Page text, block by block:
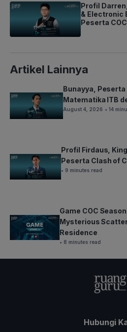
Profil
& Electronic
Peserta
Artikel Lainnya
Bunayya, Peserta
Matematika ITB
August 4, 2026 • 14
Profil Firdaus,
Peserta Clash of
• 9 minutes read
Game COC Season
Mysterious
Residence
• 8 minutes read
Hubungi